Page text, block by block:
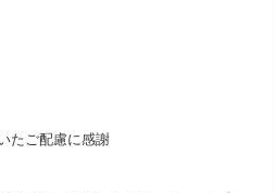
たご配慮に感謝